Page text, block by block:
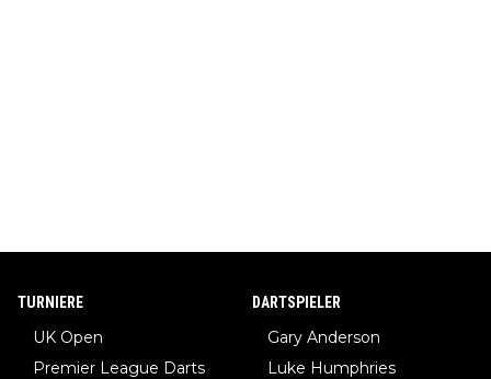
TURNIERE
UK Open
Premier League Darts
DARTSPIELER
Gary Anderson
Luke Humphries